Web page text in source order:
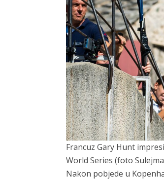
Francuz Gary Hunt
World Series (foto
Nakon pobjede u